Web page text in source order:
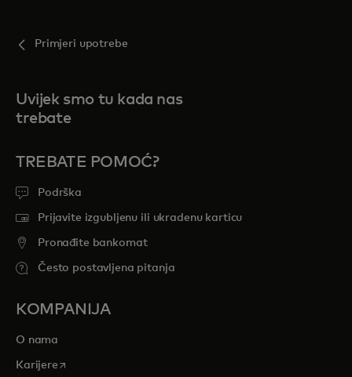
Primjeri upotrebe
Uvijek smo tu kada nas
trebate
TREBATE POMOĆ?
Podrška
Prijavite izgubljenu ili ukradenu karticu
Pronađite bankomat
Često postavljena pitanja
KOMPANIJA
O nama
Karijereopens in a new tab